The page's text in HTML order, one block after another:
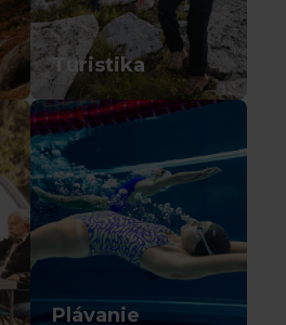
Turistika
Plávanie